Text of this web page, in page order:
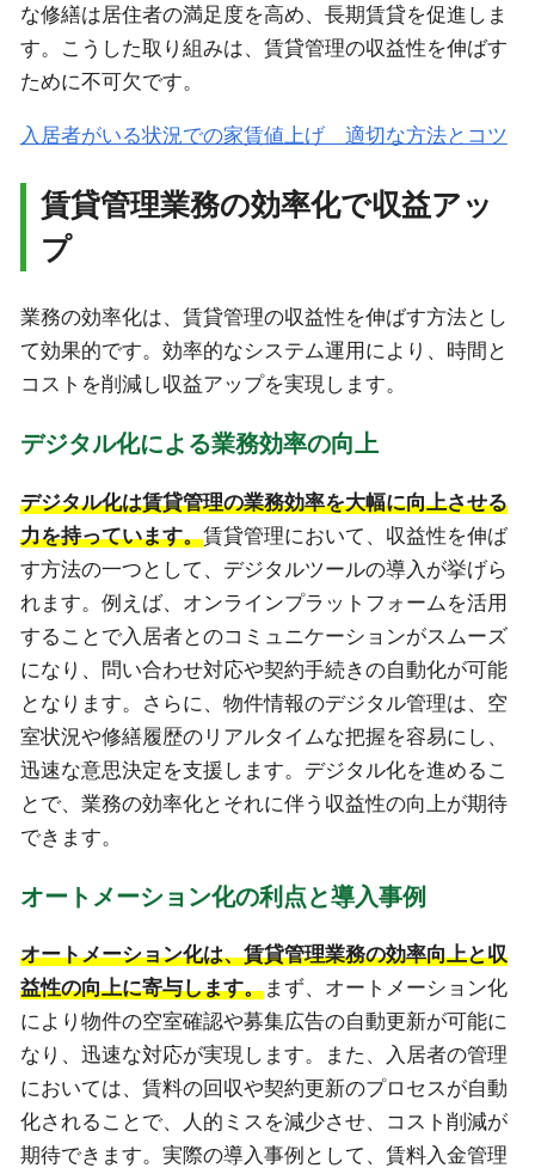
な修繕は居住者の満足度を高め、長期賃貸を促進しま
す。こうした取り組みは、賃貸管理の収益性を伸ばす
ために不可欠です。
入居者がいる状況での家賃値上げ 適切な方法とコツ
賃貸管理業務の効率化で収益アッ
プ
業務の効率化は、賃貸管理の収益性を伸ばす方法とし
て効果的です。効率的なシステム運用により、時間と
コストを削減し収益アップを実現します。
デジタル化による業務効率の向上
デジタル化は賃貸管理の業務効率を大幅に向上させる
力を持っています。賃貸管理において、収益性を伸ば
す方法の一つとして、デジタルツールの導入が挙げら
れます。例えば、オンラインプラットフォームを活用
することで入居者とのコミュニケーションがスムーズ
になり、問い合わせ対応や契約手続きの自動化が可能
となります。さらに、物件情報のデジタル管理は、空
室状況や修繕履歴のリアルタイムな把握を容易にし、
迅速な意思決定を支援します。デジタル化を進めるこ
とで、業務の効率化とそれに伴う収益性の向上が期待
できます。
オートメーション化の利点と導入事例
オートメーション化は、賃貸管理業務の効率向上と収
益性の向上に寄与します。まず、オートメーション化
により物件の空室確認や募集広告の自動更新が可能に
なり、迅速な対応が実現します。また、入居者の管理
においては、賃料の回収や契約更新のプロセスが自動
化されることで、人的ミスを減少させ、コスト削減が
期待できます。実際の導入事例として、賃料入金管理